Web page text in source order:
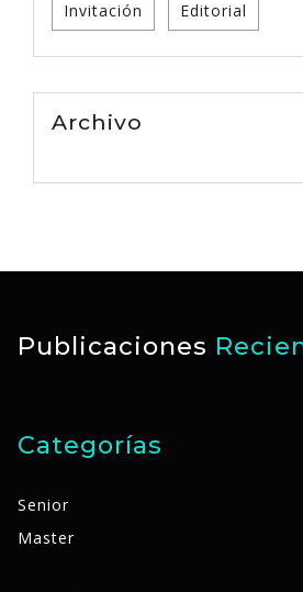
Invitación Editorial
Archivo
Publicaciones
Categorías
Senior
Master